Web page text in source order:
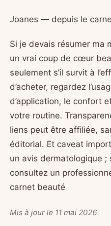
Joanes — depuis le
Si je devais résumer ma
un vrai coup de cœur
seulement s’il survit à
d’acheter, regardez
d’application, le confort
votre routine.
liens peut être affiliée,
éditorial. Et caveat
un avis dermatologique ;
consultez un
carnet beauté
Mis à jour le 11 mai 2026